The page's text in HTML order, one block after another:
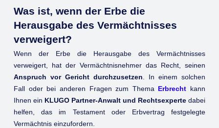
Was ist, wenn der Erbe die
Herausgabe des Vermächtnisses
verweigert?
Wenn der Erbe die Herausgabe des Vermächtnisses
verweigert, hat der Vermächtnisnehmer das Recht, seinen
Anspruch vor Gericht durchzusetzen . In einem solchen
Fall oder bei anderen Fragen zum Thema Erbrecht kann
Ihnen ein KLUGO Partner-Anwalt und Rechtsexperte dabei
helfen, das im Testament oder Erbvertrag festgelegte
Vermächtnis einzufordern.